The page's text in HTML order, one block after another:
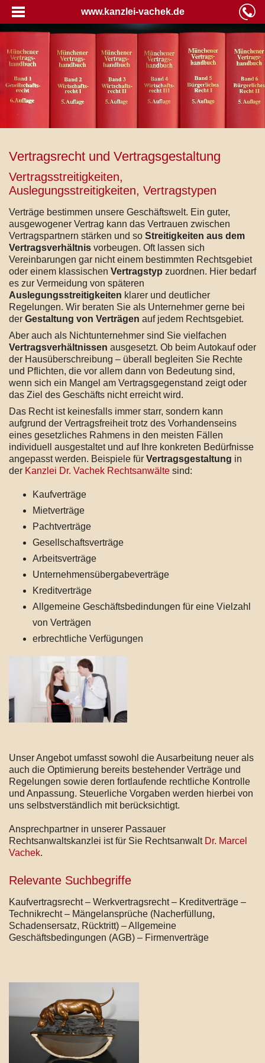
www.kanzlei-vachek.de
Vertragsrecht und Vertragsgestaltung
Vertragsstreitigkeiten,
Auslegungsstreitigkeiten, Vertragstypen
Verträge bestimmen unsere Geschäftswelt. Ein guter,
ausgewogener Vertrag kann das Vertrauen zwischen
Vertragspartnern stärken und so Streitigkeiten aus dem
Vertragsverhältnis vorbeugen. Oft lassen sich
Vereinbarungen gar nicht einem bestimmten Rechtsgebiet
oder einem klassischen Vertragstyp zuordnen. Hier bedarf
es zur Vermeidung von späteren
Auslegungsstreitigkeiten klarer und deutlicher
Regelungen. Wir beraten Sie als Unternehmer gerne bei
der Gestaltung von Verträgen auf jedem Rechtsgebiet.
Aber auch als Nichtunternehmer sind Sie vielfachen
Vertragsverhältnissen ausgesetzt. Ob beim Autokauf oder
der Hausüberschreibung – überall begleiten Sie Rechte
und Pflichten, die vor allem dann von Bedeutung sind,
wenn sich ein Mangel am Vertragsgegenstand zeigt oder
das Ziel des Geschäfts nicht erreicht wird.
Das Recht ist keinesfalls immer starr, sondern kann
aufgrund der Vertragsfreiheit trotz des Vorhandenseins
eines gesetzliches Rahmens in den meisten Fällen
individuell ausgestaltet und auf Ihre konkreten Bedürfnisse
angepasst werden. Beispiele für Vertragsgestaltung in
der Kanzlei Dr. Vachek Rechtsanwälte sind:
Kaufverträge
Mietverträge
Pachtverträge
Gesellschaftsverträge
Arbeitsverträge
Unternehmensübergabeverträge
Kreditverträge
Allgemeine Geschäftsbedindungen für eine Vielzahl
von Verträgen
erbrechtliche Verfügungen
Unser Angebot umfasst sowohl die Ausarbeitung neuer als
auch die Optimierung bereits bestehender Verträge und
Regelungen sowie deren fortlaufende rechtliche Kontrolle
und Anpassung. Steuerliche Vorgaben werden hierbei von
uns selbstverständlich mit berücksichtigt.
Ansprechpartner in unserer Passauer
Rechtsanwaltskanzlei ist für Sie Rechtsanwalt Dr. Marcel
Vachek.
Relevante Suchbegriffe
Kaufvertragsrecht – Werkvertragsrecht – Kreditverträge –
Technikrecht – Mängelansprüche (Nacherfüllung,
Schadensersatz, Rücktritt) – Allgemeine
Geschäftsbedingungen (AGB) – Firmenverträge